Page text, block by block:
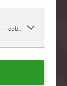
Több...